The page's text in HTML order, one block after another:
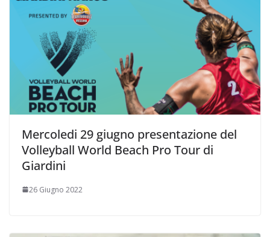
Mercoledi 29 giugno presentazione del
Volleyball World Beach Pro Tour di
Giardini
26 Giugno 2022